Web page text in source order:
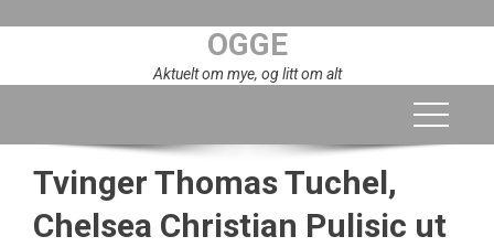
OGGE
Aktuelt om mye, og litt om alt
Tvinger Thomas Tuchel,
Chelsea Christian Pulisic ut